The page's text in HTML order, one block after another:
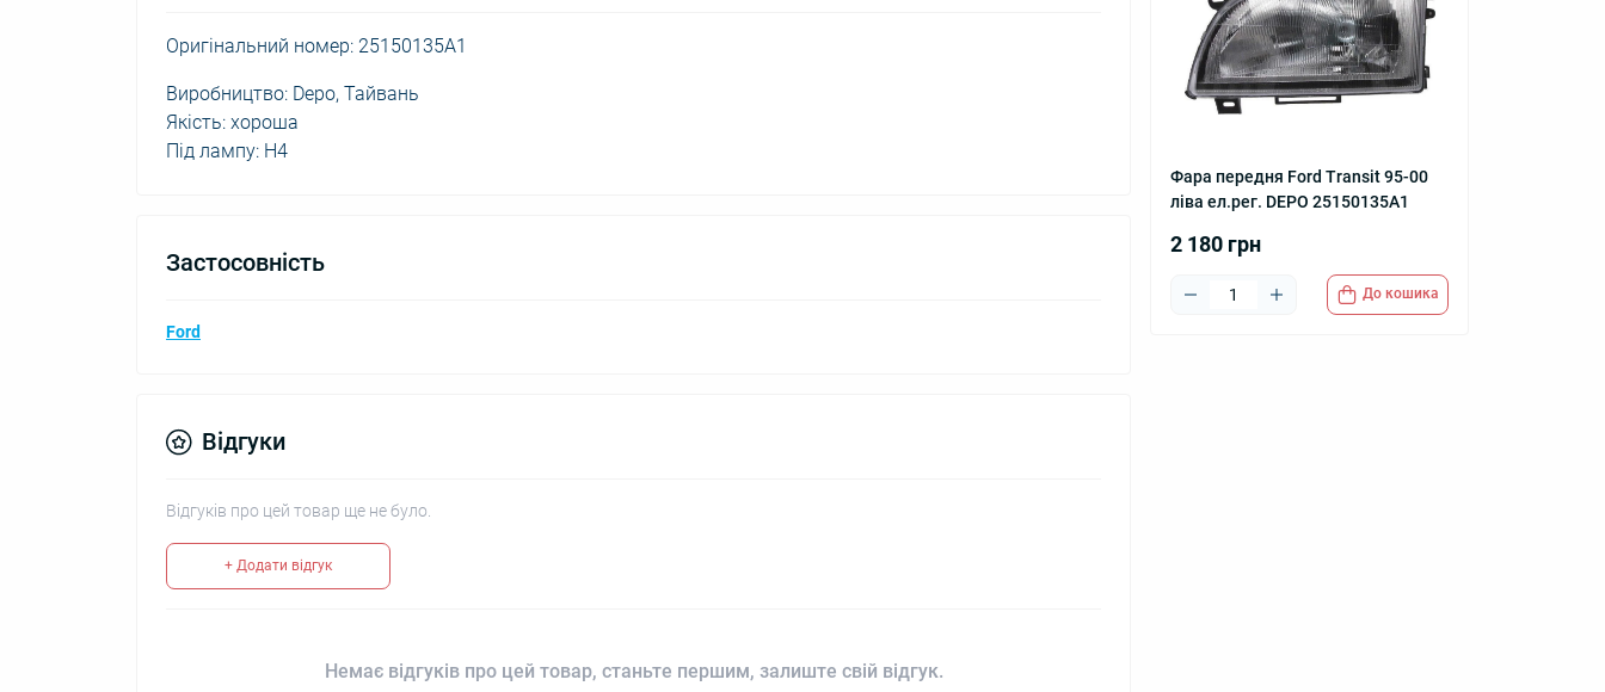
Фара передня Ford Transit 95-00
ліва ел.рег. DEPO 25150135A1
2 180 грн
До кошика
Оригінальний номер: 25150135A1
Виробництво: Depo, Тайвань
Якість: хороша
Під лампу: H4
Застосовність
Ford
Відгуки
Відгуків про цей товар ще не було.
+ Додати відгук
Немає відгуків про цей товар, станьте першим, залиште свій відгук.